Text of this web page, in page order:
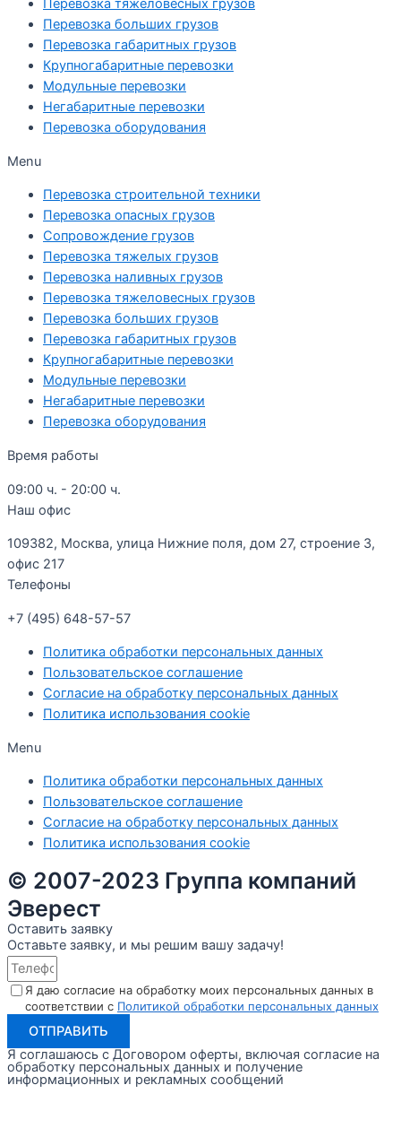
Перевозка тяжеловесных грузов
Перевозка больших грузов
Перевозка габаритных грузов
Крупногабаритные перевозки
Модульные перевозки
Негабаритные перевозки
Перевозка оборудования
Menu
Перевозка строительной техники
Перевозка опасных грузов
Cопровождение грузов
Перевозка тяжелых грузов
Перевозка наливных грузов
Перевозка тяжеловесных грузов
Перевозка больших грузов
Перевозка габаритных грузов
Крупногабаритные перевозки
Модульные перевозки
Негабаритные перевозки
Перевозка оборудования
Время работы
09:00 ч. - 20:00 ч.
Наш офис
109382, Москва, улица Нижние поля, дом 27, строение 3,
офис 217
Телефоны
+7 (495) 648-57-57
Политика обработки персональных данных
Пользовательское соглашение
Согласие на обработку персональных данных
Политика использования cookie
Menu
Политика обработки персональных данных
Пользовательское соглашение
Согласие на обработку персональных данных
Политика использования cookie
© 2007-2023 Группа компаний
Эверест
Оставить заявку
Оставьте заявку, и мы решим вашу задачу!
Я даю согласие на обработку моих персональных данных в
соответствии с Политикой обработки персональных данных
ОТПРАВИТЬ
Я соглашаюсь с Договором оферты, включая согласие на
обработку персональных данных и получение
информационных и рекламных сообщений